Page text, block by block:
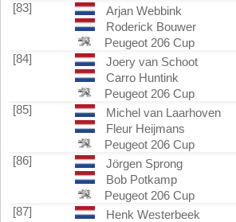
[83]
Arjan Webbink
Roderick Bouwer
Peugeot 206 Cup
[84]
Joery van Schoot
Carro Huntink
Peugeot 206 Cup
[85]
Michel van Laarhoven
Fleur Heijmans
Peugeot 206 Cup
[86]
Jörgen Sprong
Bob Potkamp
Peugeot 206 Cup
[87]
Henk Westerbeek